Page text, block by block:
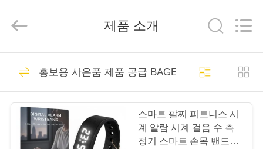
제
YANTAI
BAGEASE
Reserved.
by
포장 제품 공급
BAGEASE 제조
305
제품 소개
홍보용 사은품 제품 공급 BAGEASE 제조
스마트 팔찌 피트니스 시
계 알람 시계 걸음 수 측
정기 스마트 손목 밴드 스